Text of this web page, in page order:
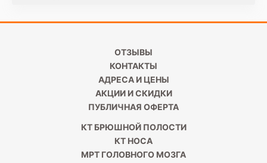
ОТЗЫВЫ
КОНТАКТЫ
АДРЕСА И ЦЕНЫ
АКЦИИ И СКИДКИ
ПУБЛИЧНАЯ ОФЕРТА
КТ БРЮШНОЙ ПОЛОСТИ
КТ НОСА
МРТ ГОЛОВНОГО МОЗГА